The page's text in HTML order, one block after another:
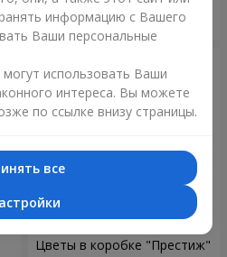
Заказать
Цветы в коробке "Престиж"
информацию с Вашего
Ваши персональные
использовать Ваши
интереса. Вы можете
по ссылке внизу страницы.
все